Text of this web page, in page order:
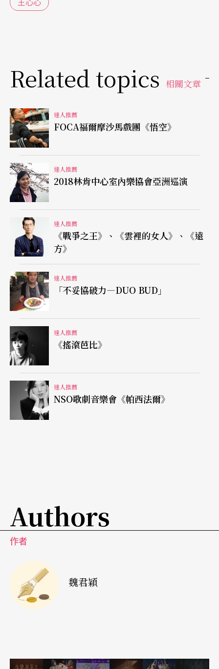
Related topics 相關文章
達人推薦
FOCA福爾摩沙馬戲團《悟空》
達人推薦
2018林肯中心室內樂協會亞洲巡演
達人推薦
《戰爭之王》、《雲裡的女人》、《遠
方》
達人推薦
「不妥協破力—DUO BUD」
達人推薦
《搖滾芭比》
達人推薦
NSO歌劇音樂會《帕西法爾》
Authors
作者
魏君穎